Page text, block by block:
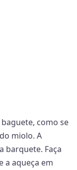
como se
miolo. A
barquete. Faça
a aqueça em